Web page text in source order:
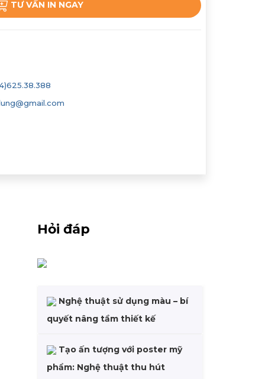
TƯ VẤN IN NGAY
Hỏi đáp
Nghệ thuật sử dụng màu – bí
quyết nâng tầm thiết kế
Tạo ấn tượng với poster mỹ
phẩm: Nghệ thuật thu hút